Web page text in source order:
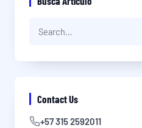
Contact Us
+57 315 2592011